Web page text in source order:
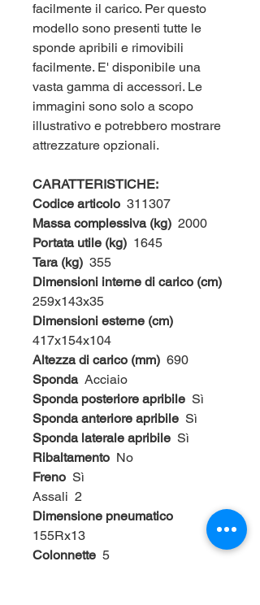
facilmente il carico. Per questo
modello sono presenti tutte le
sponde apribili e rimovibili
facilmente. E' disponibile una
vasta gamma di accessori. Le
immagini sono solo a scopo
illustrativo e potrebbero mostrare
attrezzature opzionali.
CARATTERISTICHE:
Codice articolo 311307
Massa complessiva (kg) 2000
Portata utile (kg) 1645
Tara (kg) 355
Dimensioni interne di carico (cm)
259x143x35
Dimensioni esterne (cm)
417x154x104
Altezza di carico (mm) 690
SpondaAcciaio
Sponda posteriore apribile Sì
Sponda anteriore apribile Sì
Sponda laterale apribile Sì
Ribaltamento No
Freno Sì
Assali 2
Dimensione pneumatico
155Rx13
Colonnette 5